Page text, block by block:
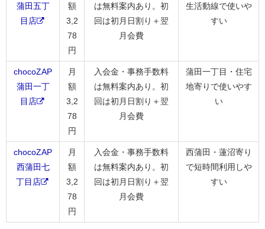
蒲田五丁
目店
額
3,2
78
円
は無料案内あり。初
回は初月日割り＋翌
月会費
生活動線で使いや
すい
chocoZAP
蒲田一丁
目店
月
額
3,2
78
円
入会金・事務手数料
は無料案内あり。初
回は初月日割り＋翌
月会費
蒲田一丁目・住宅
地寄りで使いやす
い
chocoZAP
西蒲田七
丁目店
月
額
3,2
78
円
入会金・事務手数料
は無料案内あり。初
回は初月日割り＋翌
月会費
西蒲田・蓮沼寄り
で短時間利用しや
すい